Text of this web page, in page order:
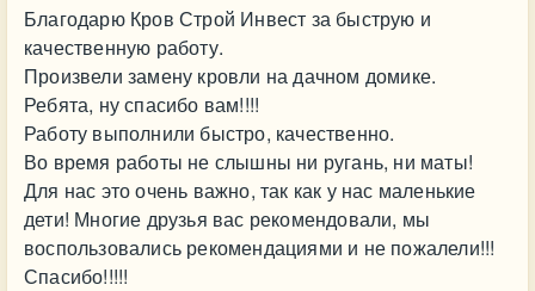
Благодарю Кров Строй Инвест за быструю и
качественную работу.
Произвели замену кровли на дачном домике.
Ребята, ну спасибо вам!!!!
Работу выполнили быстро, качественно.
Во время работы не слышны ни ругань, ни маты!
Для нас это очень важно, так как у нас маленькие
дети! Многие друзья вас рекомендовали, мы
воспользовались рекомендациями и не пожалели!!!
Спасибо!!!!!